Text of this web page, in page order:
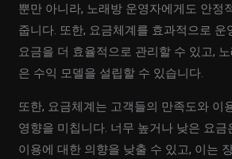
뿐만 아니라, 노래방 운영자에게도 안정
줍니다. 또한, 요금체계를 효과적으로 운
요금을 더 효율적으로 관리할 수 있고,
은 수익 모델을 설립할 수 있습니다.
또한, 요금체계는 고객들의 만족도와 이
영향을 미칩니다. 너무 높거나 낮은 요
이용에 대한 의향을 낮출 수 있고, 이는